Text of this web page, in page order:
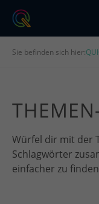
Sie befinden sich hier:
Würfel dir mit der
Schlagwörter
einfacher zu